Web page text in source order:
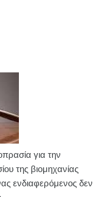
για την
της βιομηχανίας
ενδιαφερόμενος δεν